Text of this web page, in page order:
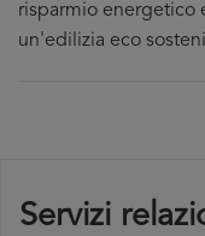
risparmio energetico
un'edilizia eco
Servizi